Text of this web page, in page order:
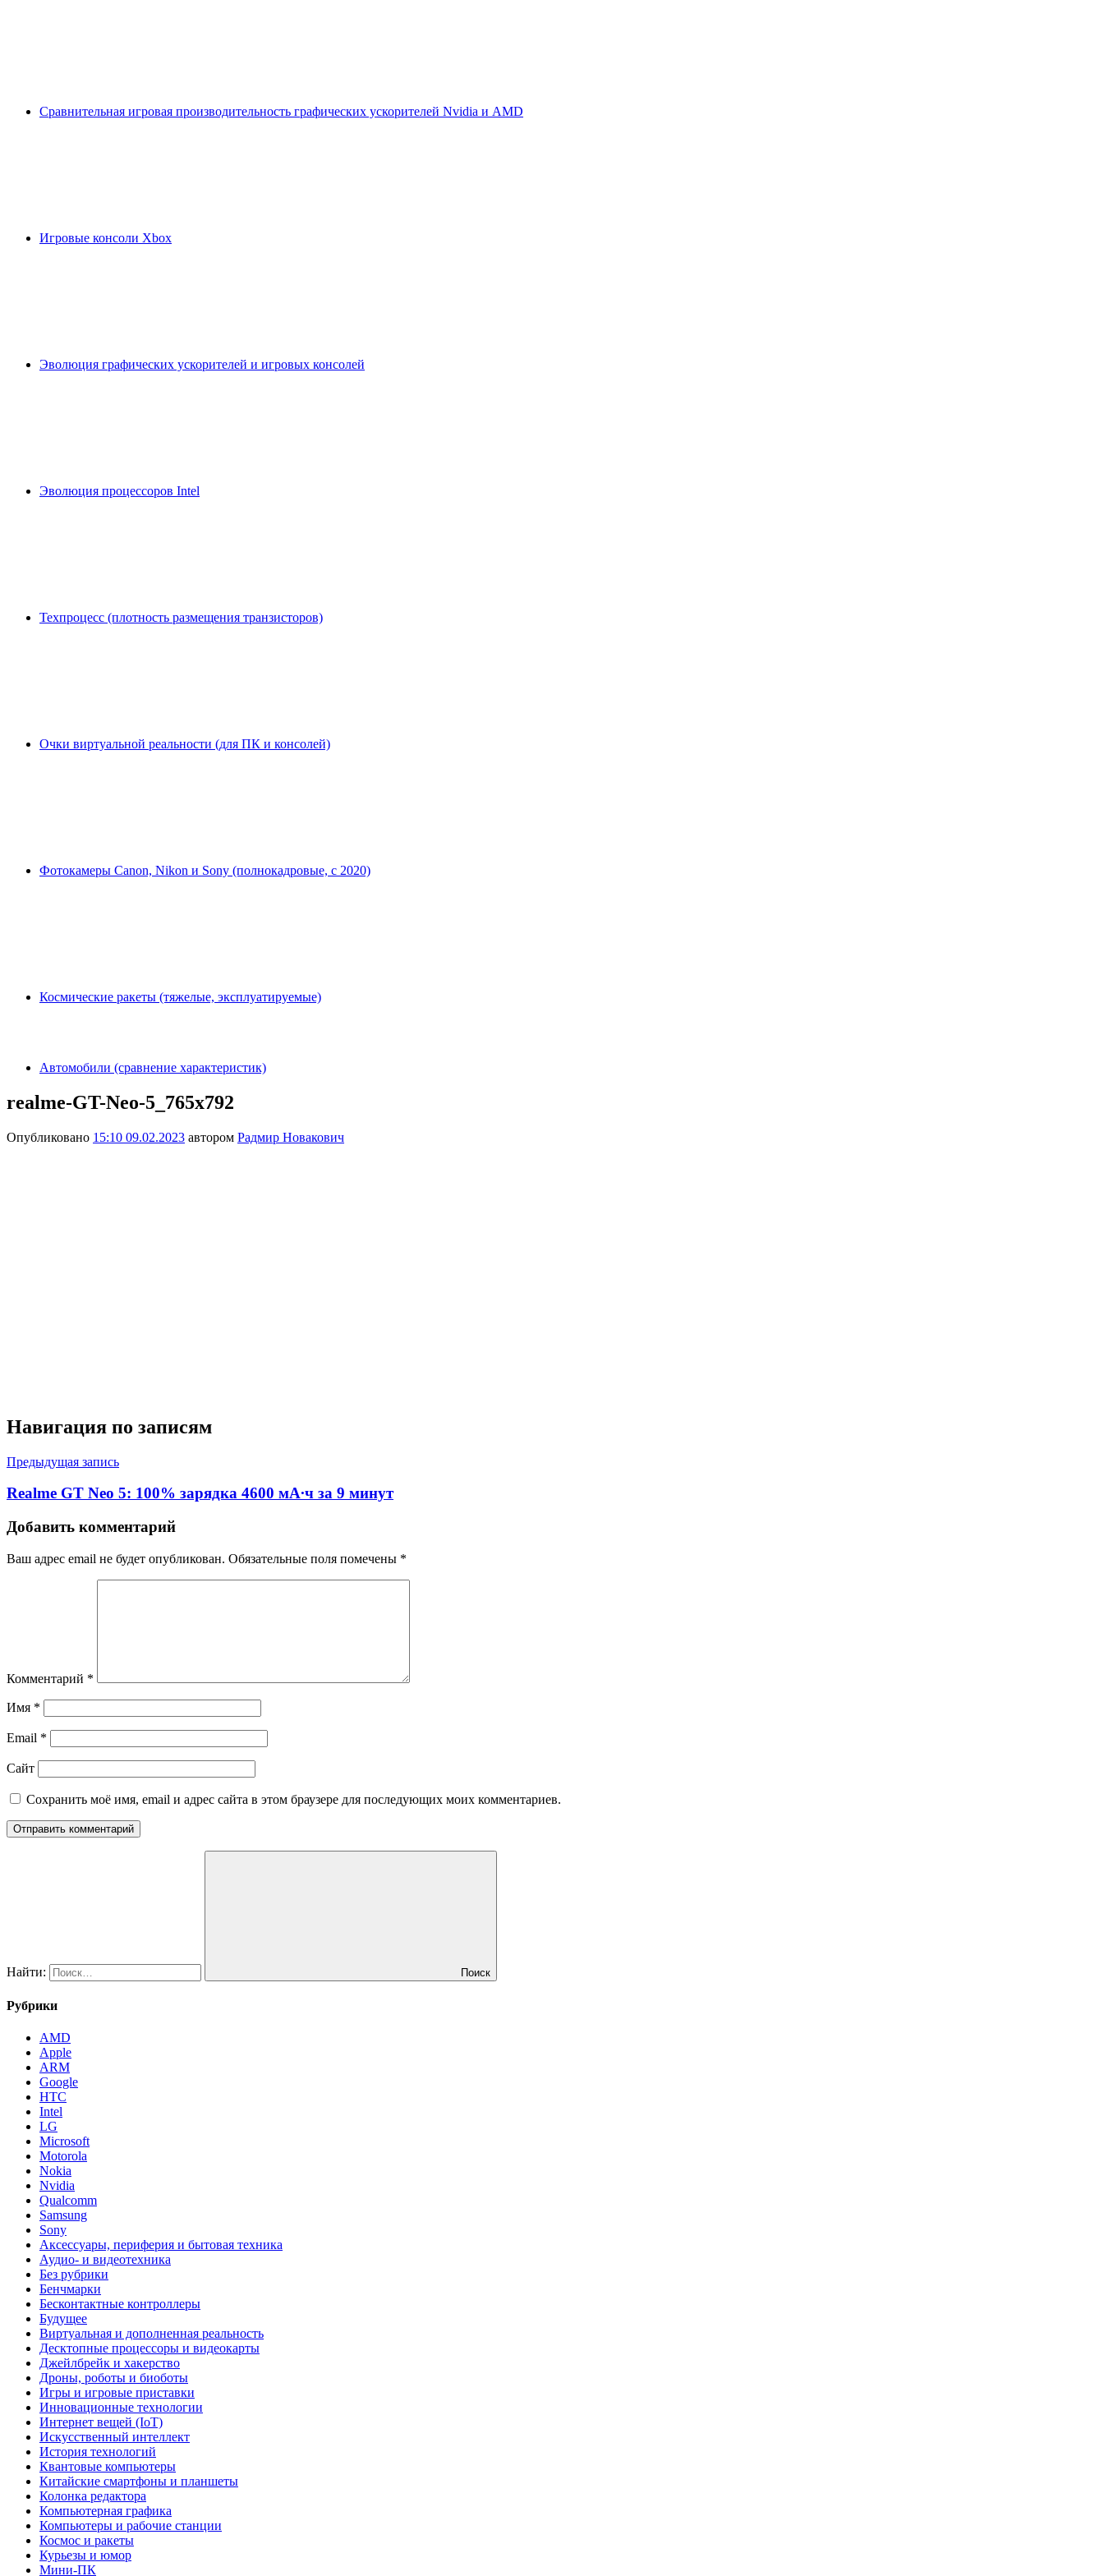
Сравнительная игровая производительность графических ускорителей Nvidia и AMD
Игровые консоли Xbox
Эволюция графических ускорителей и игровых консолей
Эволюция процессоров Intel
Техпроцесс (плотность размещения транзисторов)
Очки виртуальной реальности (для ПК и консолей)
Фотокамеры Canon, Nikon и Sony (полнокадровые, с 2020)
Космические ракеты (тяжелые, эксплуатируемые)
Автомобили (сравнение характеристик)
realme-GT-Neo-5_765x792
Опубликовано 15:10 09.02.2023 автором Радмир Новакович
Навигация по записям
Предыдущая запись
Realme GT Neo 5: 100% зарядка 4600 мА∙ч за 9 минут
Добавить комментарий
Ваш адрес email не будет опубликован. Обязательные поля помечены *
Комментарий *
Имя *
Email *
Сайт
Сохранить моё имя, email и адрес сайта в этом браузере для последующих моих комментариев.
Найти: Поиск
Рубрики
AMD
Apple
ARM
Google
HTC
Intel
LG
Microsoft
Motorola
Nokia
Nvidia
Qualcomm
Samsung
Sony
Аксессуары, периферия и бытовая техника
Аудио- и видеотехника
Без рубрики
Бенчмарки
Бесконтактные контроллеры
Будущее
Виртуальная и дополненная реальность
Десктопные процессоры и видеокарты
Джейлбрейк и хакерство
Дроны, роботы и биоботы
Игры и игровые приставки
Инновационные технологии
Интернет вещей (IoT)
Искусственный интеллект
История технологий
Квантовые компьютеры
Китайские смартфоны и планшеты
Колонка редактора
Компьютерная графика
Компьютеры и рабочие станции
Космос и ракеты
Курьезы и юмор
Мини-ПК